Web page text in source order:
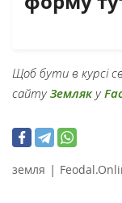
Щоб бути в курсі
сайтуЗемляку
земля |